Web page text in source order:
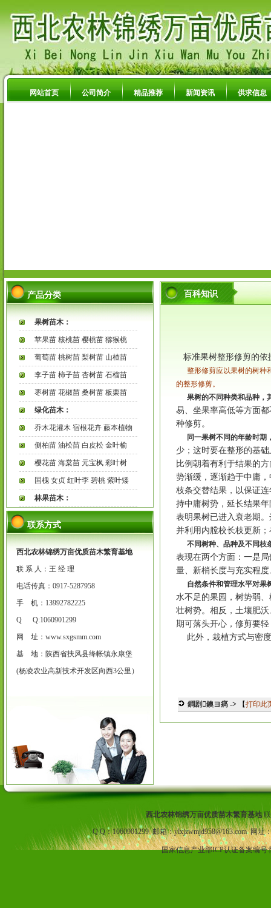
网站首页 公司简介 精品推荐 新闻资讯 供求信息
产品分类
果树苗木：
苹果苗 核桃苗 樱桃苗 猕猴桃
葡萄苗 桃树苗 梨树苗 山楂苗
李子苗 柿子苗 杏树苗 石榴苗
枣树苗 花椒苗 桑树苗 板栗苗
绿化苗木：
乔木花灌木 宿根花卉 藤本植物
侧柏苗 油松苗 白皮松 金叶榆
樱花苗 海棠苗 元宝枫 彩叶树
国槐 女贞 红叶李 碧桃 紫叶矮
林果苗木：
联系方式
西北农林锦绣万亩优质苗木繁育基地
联 系 人：王 经 理
电话传真：0917-5287958
手 机：13992782225
Q Q:1060901299
网 址： www.sxgsmm.com
基 地：陕西省扶风县绛帐镇永康堡
(杨凌农业高新技术开发区向西3公里）
百科知识
标准果树整形修剪的依
整形修剪应以果树的树种
的整形修剪。
果树的不同种类和品种，
易、坐果率高低等方面
种修剪。
同一果树不同的年龄时期
少；这时要在整形的基
比例朝着有利于结果的
势渐缓，逐渐趋于中庸
枝条交替结果，以保证
持中庸树势，延长结果
表明果树已进入衰老期
并利用内膛校长枝更新
不同树种、品种及不同枝
表现在两个方面：一是
量、新梢长度与充实程
自然条件和管理水平对果
水不足的果园，树势弱
壮树势。相反，土壤肥
期可落头开心，修剪要
此外，栽植方式与密度
鐧剧鐭ヨ瘑 -> 【打印此
西北农林锦绣万亩优质苗木繁育基地联
Q Q：1060901299 邮箱：ylxjzwmjd958@163.com 网址
国家信息产业部ICP认证备案编号: